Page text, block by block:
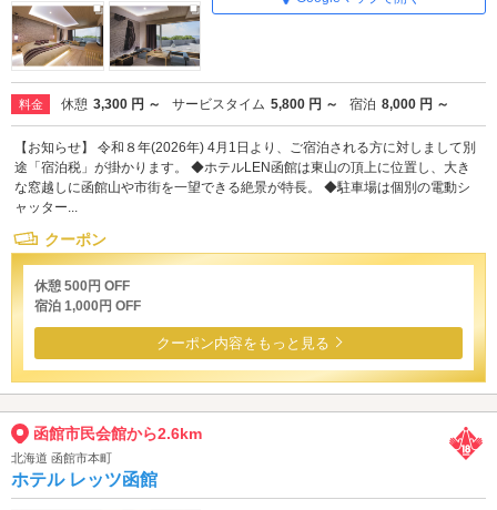
料金 休憩 3,300 円 ～ サービスタイム 5,800 円 ～ 宿泊 8,000 円 ～
【お知らせ】 令和８年(2026年) 4月1日より、ご宿泊される方に対しまして別
途「宿泊税」が掛かります。 ◆ホテルLEN函館は東山の頂上に位置し、大き
な窓越しに函館山や市街を一望できる絶景が特長。 ◆駐車場は個別の電動シ
ャッター...
クーポン
休憩 500円 OFF
宿泊 1,000円 OFF
クーポン内容をもっと見る
函館市民会館から2.6km
北海道 函館市本町
ホテル レッツ函館